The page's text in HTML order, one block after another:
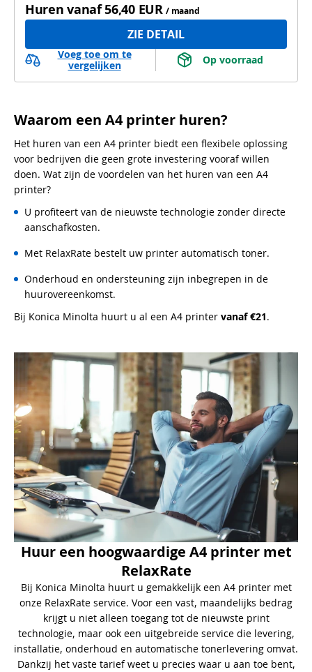
Huren vanaf56,40 EUR / maand
ZIE DETAIL
Voeg toe om te
vergelijken
Op voorraad
Waarom een A4 printer huren?
Het huren van een A4 printer biedt een flexibele oplossing
voor bedrijven die geen grote investering vooraf willen
doen. Wat zijn de voordelen van het huren van een A4
printer?
U profiteert van de nieuwste technologie zonder directe
aanschafkosten.
Met RelaxRate bestelt uw printer automatisch toner.
Onderhoud en ondersteuning zijn inbegrepen in de
huurovereenkomst.
Bij Konica Minolta huurt u al een A4 printer vanaf €21.
Huur een hoogwaardige A4 printer met
RelaxRate
Bij Konica Minolta huurt u gemakkelijk een A4 printer met
onze RelaxRate service. Voor een vast, maandelijks bedrag
krijgt u niet alleen toegang tot de nieuwste print
technologie, maar ook een uitgebreide service die levering,
installatie, onderhoud en automatische tonerlevering omvat.
Dankzij het vaste tarief weet u precies waar u aan toe bent,